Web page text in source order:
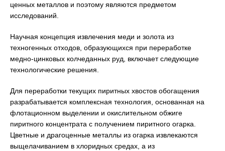
ценных металлов и поэтому являются предметом
исследований.
Научная концепция извлечения меди и золота из
техногенных отходов, образующихся при переработке
медно-цинковых колчеданных руд, включает следующие
технологические решения.
Для переработки текущих пиритных хвостов обогащения
разрабатывается комплексная технология, основанная на
флотационном выделении и окислительном обжиге
пиритного концентрата с получением пиритного огарка.
Цветные и драгоценные металлы из огарка извлекаются
выщелачиванием в хлоридных средах, а из